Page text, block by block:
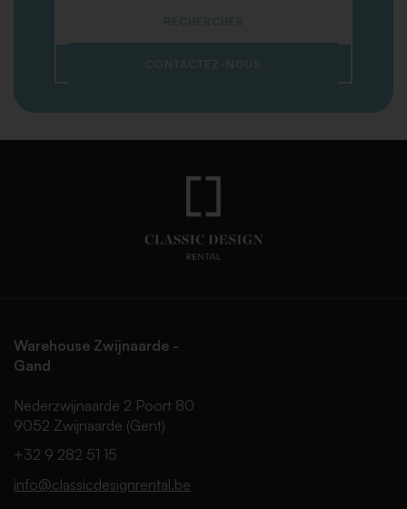
RECHERCHER
CONTACTEZ-NOUS
Warehouse Zwijnaarde -
Gand
Nederzwijnaarde 2 Poort 80
9052 Zwijnaarde (Gent)
+32 9 282 51 15
info@classicdesignrental.be